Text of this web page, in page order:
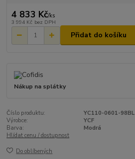
4 833 Kč/ks
3 994 Kč bez DPH
Přidat do košíku
Nákup na splátky
Číslo produktu:
YC110-0601-98BL
Výrobce:
YCF
Barva:
Modrá
Hlídat cenu / dostupnost
Do oblíbených